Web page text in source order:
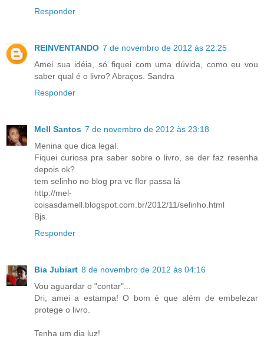
Responder
REINVENTANDO 7 de novembro de 2012 às 22:25
Amei sua idéia, só fiquei com uma dúvida, como eu vou
saber qual é o livro? Abraços. Sandra
Responder
Mell Santos 7 de novembro de 2012 às 23:18
Menina que dica legal.
Fiquei curiosa pra saber sobre o livro, se der faz resenha
depois ok?
tem selinho no blog pra vc flor passa lá
http://mel-
coisasdamell.blogspot.com.br/2012/11/selinho.html
Bjs.
Responder
Bia Jubiart 8 de novembro de 2012 às 04:16
Vou aguardar o "contar"...
Dri, amei a estampa! O bom é que além de embelezar
protege o livro.
Tenha um dia luz!